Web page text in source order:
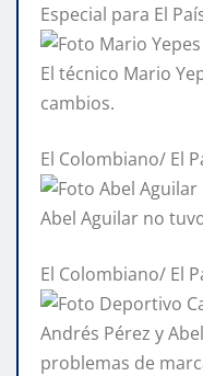
Especial para El
El técnico Mario
cambios.
El Colombiano/ El
Abel Aguilar no
El Colombiano/ El
Andrés Pérez y
problemas de